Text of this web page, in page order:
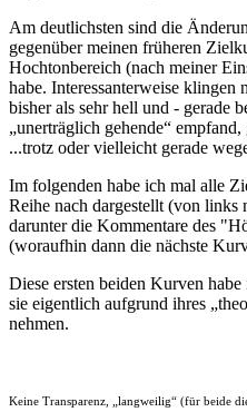
Am deutlichsten sind die
gegenüber meinen früheren
Hochtonbereich (nach meiner
habe. Interessanterweise klingen
bisher als sehr hell und - gerade
„unerträglich gehende“
...trotz oder vielleicht gerade
Im folgenden habe ich mal alle
Reihe nach dargestellt (von links
darunter die Kommentare des
(woraufhin dann die nächste
Diese ersten beiden Kurven
sie eigentlich aufgrund ihres
nehmen.
Keine Transparenz, „langweilig“ (für beide